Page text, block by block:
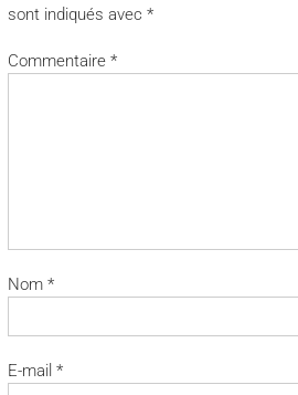
sont indiqués avec *
Commentaire *
Nom *
E-mail *